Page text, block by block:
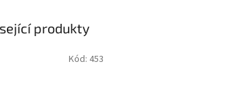
produkty
Kód: 453